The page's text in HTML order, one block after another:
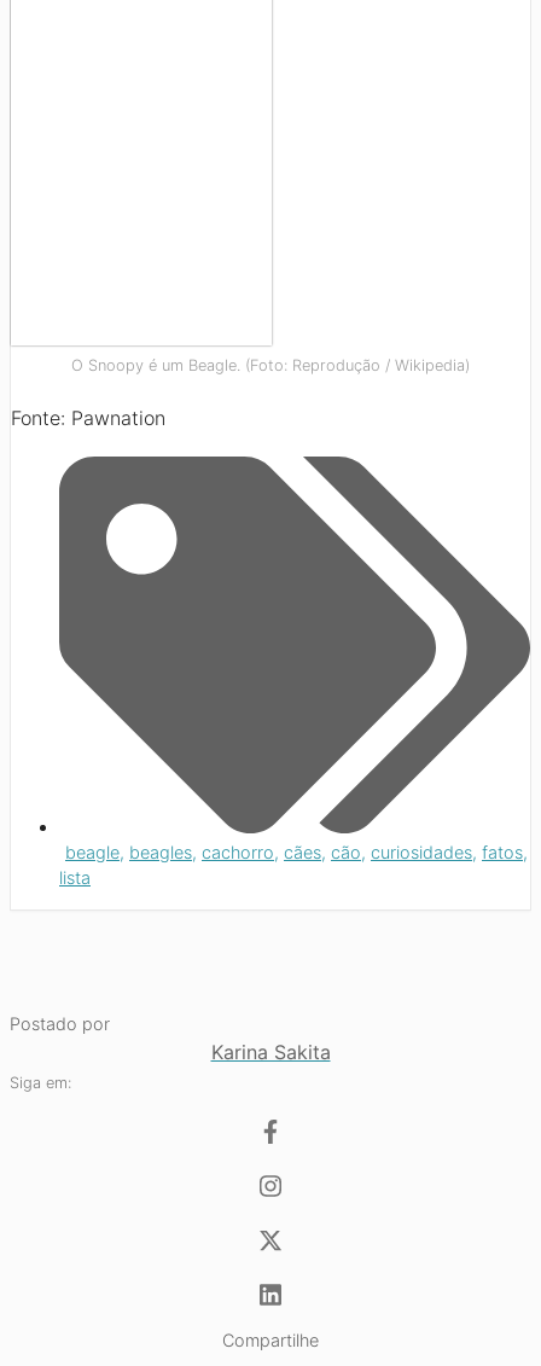
O Snoopy é um Beagle. (Foto: Reprodução / Wikipedia)
Fonte: Pawnation
beagle, beagles, cachorro, cães, cão, curiosidades, fatos,
lista
Postado por
Karina Sakita
Siga em:
Compartilhe